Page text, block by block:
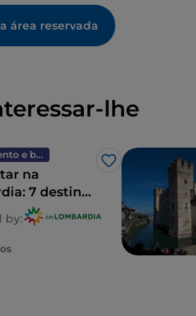
área reservada
lhe
Relaxamento e bem-estar
Gosto
na
7 destinos
total
by: